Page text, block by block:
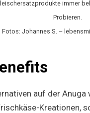
immer
Probieren.
Fotos: Johannes S. –
auf der
Kreationen,